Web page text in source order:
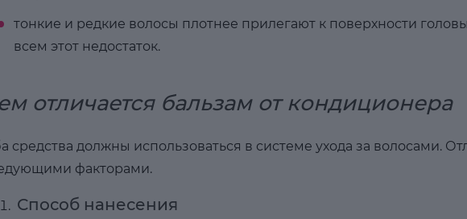
тонкие и редкие волосы плотнее прилегают к поверхности
всем этот недостаток.
отличается бальзам от кондиционера
средства должны использоваться в системе ухода за волосами.
факторами.
Способ нанесения